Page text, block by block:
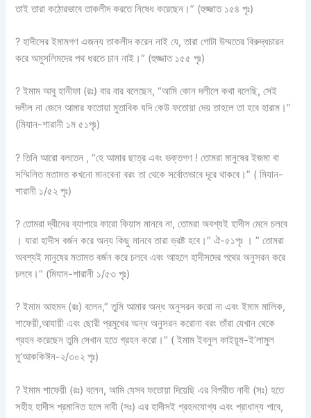
তাই তারা কঠোরভাবে তাকলীদ করতে নিষেধ করেছেন।” (হুজ্জাত ১৫৪ পৃঃ)
? হাদীসের ইমামগণ এজন্য তাকলীদ করেন নাই যে, তারা গোটা উম্মতের বিরুদ্ধচারন
করে অমুসলিমদের পথ ধরতে চান নাই।” (হুজ্জাত ১৫৫ পৃঃ)
? ইমাম আবু হানীফা (রঃ) বার বার বলেছেন, “আমি কোন দলীলে কথা বলেছি, সেই
দলীল না জেনে আমার ফতোয়া মুতাবিক যদি কেউ ফতোয়া দেয় তাহলে তা হবে হারাম।”
(মিযান-শারানী ১ম ৫১পৃঃ)
? তিনি আরো বলতেন , “হে আমার ছাত্র এবং ভক্তগণ ! তোমরা মানুষের ইজমা বা
সম্মিলিত মতামত কখনো মানবেনা বরং তা থেকে সর্বোতভাবে দূরে থাকবে।” ( মিযান-
শারানী ১/৫২ পৃঃ)
? তোমরা দ্বীনের ব্যাপারে কারো কিয়াস মানবে না, তোমরা অবশ্যই হাদীস মেনে চলবে
। যারা হাদীস বর্জন করে অন্য কিছু মানবে তারা ভ্রষ্ট হবে।” ঐ-৫১পৃঃ । ” তোমরা
অবশ্যই মানুষের মতামত বর্জন করে চলবে এবং আহলে হাদীসদের পথের অনুসরন করে
চলবে।” (মিযান-শারানী ১/৫৩ পৃঃ)
? ইমাম আহমদ (রঃ) বলেন,” তুমি আমার অন্ধ অনুসরন করো না এবং ইমাম মালিক,
শাফেয়ী,আযায়ী এবং ছোরী প্রমুখের অন্ধ অনুসরন করোনা বরং তাঁরা যেখান থেকে
গ্রহন করেছেন তুমি সেখান হতে গ্রহন করো।” ( ইমাম ইবনুল কাইয়ূম-ই’লামুল
মু’আককিঈন-২/৩০২ পৃঃ)
? ইমাম শাফেয়ী (রঃ) বলেন, আমি যেসব ফতোয়া দিয়েছি এর বিপরীত নাবী (সঃ) হতে
সহীহ হাদীস প্রমানিত হলে নাবী (সঃ) এর হাদীসই গ্রহনযোগ্য এবং প্রাধান্য পাবে,